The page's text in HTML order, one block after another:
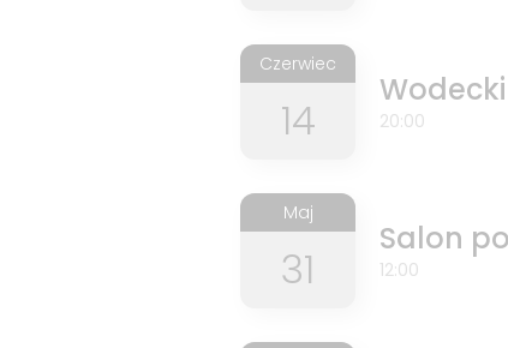
Czerwiec
14 20:00
Maj
31
Salon
12:00